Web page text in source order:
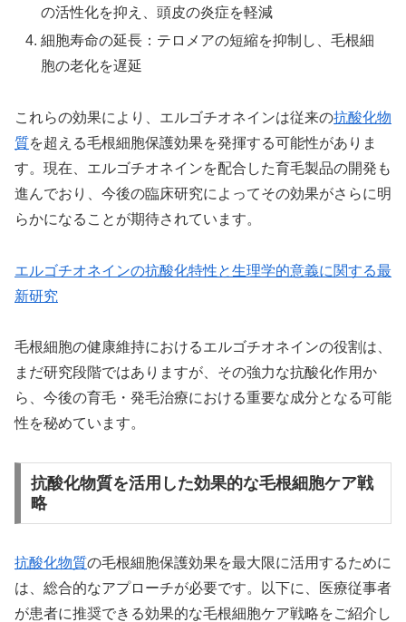
の活性化を抑え、頭皮の炎症を軽減
細胞寿命の延長：テロメアの短縮を抑制し、毛根細
胞の老化を遅延
これらの効果により、エルゴチオネインは従来の抗酸化物
質を超える毛根細胞保護効果を発揮する可能性がありま
す。現在、エルゴチオネインを配合した育毛製品の開発も
進んでおり、今後の臨床研究によってその効果がさらに明
らかになることが期待されています。
エルゴチオネインの抗酸化特性と生理学的意義に関する最
新研究
毛根細胞の健康維持におけるエルゴチオネインの役割は、
まだ研究段階ではありますが、その強力な抗酸化作用か
ら、今後の育毛・発毛治療における重要な成分となる可能
性を秘めています。
抗酸化物質を活用した効果的な毛根細胞ケア戦
略
抗酸化物質の毛根細胞保護効果を最大限に活用するために
は、総合的なアプローチが必要です。以下に、医療従事者
が患者に推奨できる効果的な毛根細胞ケア戦略をご紹介し